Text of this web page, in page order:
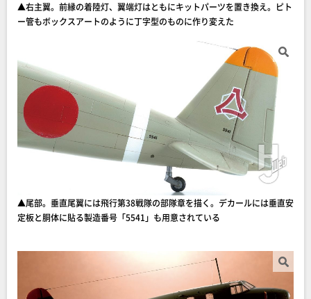
▲右主翼。前縁の着陸灯、翼端灯はともにキットパーツを置き換え。ピト
ー管もボックスアートのように丁字型のものに作り変えた
▲尾部。垂直尾翼には飛行第38戦隊の部隊章を描く。デカールには垂直安
定板と胴体に貼る製造番号「5541」も用意されている